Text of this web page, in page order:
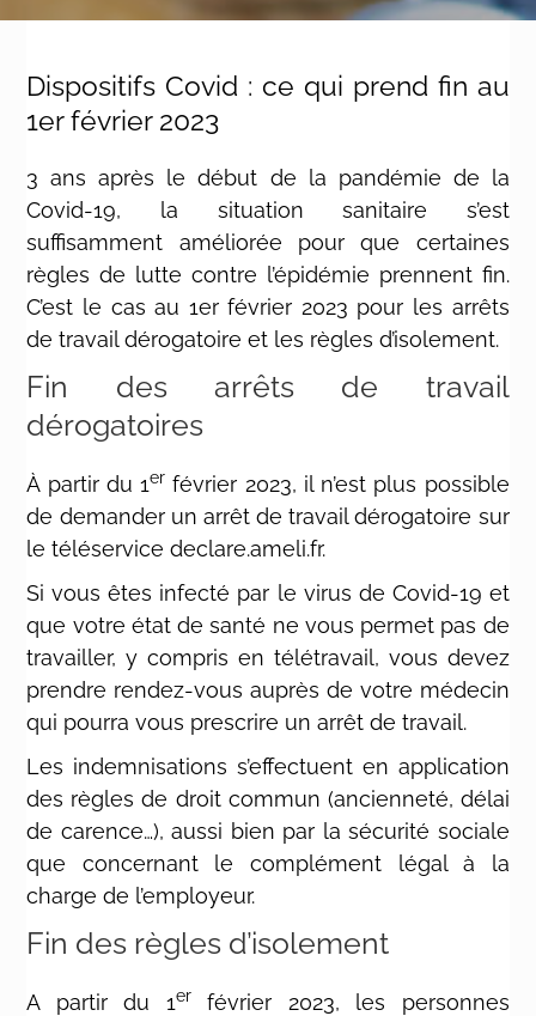
Dispositifs Covid : ce qui prend fin au
1er février 2023
3 ans après le début de la pandémie de la
Covid-19, la situation sanitaire s’est
suffisamment améliorée pour que certaines
règles de lutte contre l’épidémie prennent fin.
C’est le cas au 1er février 2023 pour les arrêts
de travail dérogatoire et les règles d’isolement.
Fin des arrêts de travail
dérogatoires
À partir du 1er février 2023, il n’est plus possible
de demander un arrêt de travail dérogatoire sur
le téléservice declare.ameli.fr.
Si vous êtes infecté par le virus de Covid-19 et
que votre état de santé ne vous permet pas de
travailler, y compris en télétravail, vous devez
prendre rendez-vous auprès de votre médecin
qui pourra vous prescrire un arrêt de travail.
Les indemnisations s’effectuent en application
des règles de droit commun (ancienneté, délai
de carence…), aussi bien par la sécurité sociale
que concernant le complément légal à la
charge de l’employeur.
Fin des règles d’isolement
A partir du 1erfévrier 2023, les personnes